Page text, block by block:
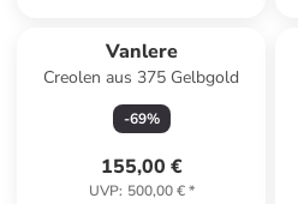
Vanlere
Creolen aus 375 Gelbgold
-69%
155,00 €
UVP: 500,00 €*